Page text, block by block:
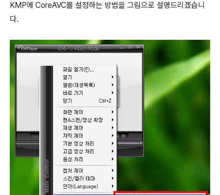
KMP에 CoreAVC를 설정하는 방법을 그림으로 설명드리겠습니
다.